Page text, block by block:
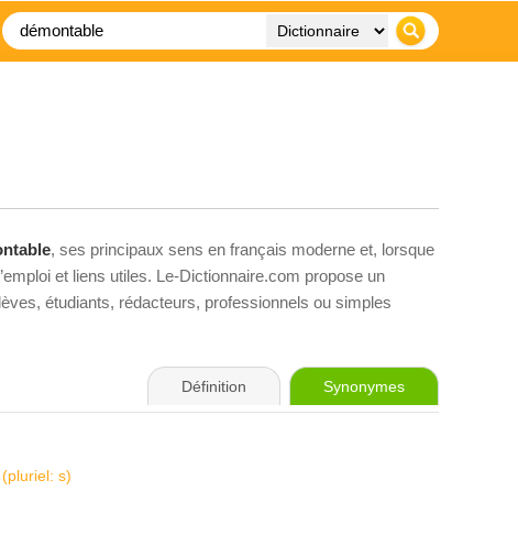
, ses principaux sens en français moderne et, lorsque
et liens utiles. Le-Dictionnaire.com propose un
étudiants, rédacteurs, professionnels ou simples
Définition Synonymes
s)